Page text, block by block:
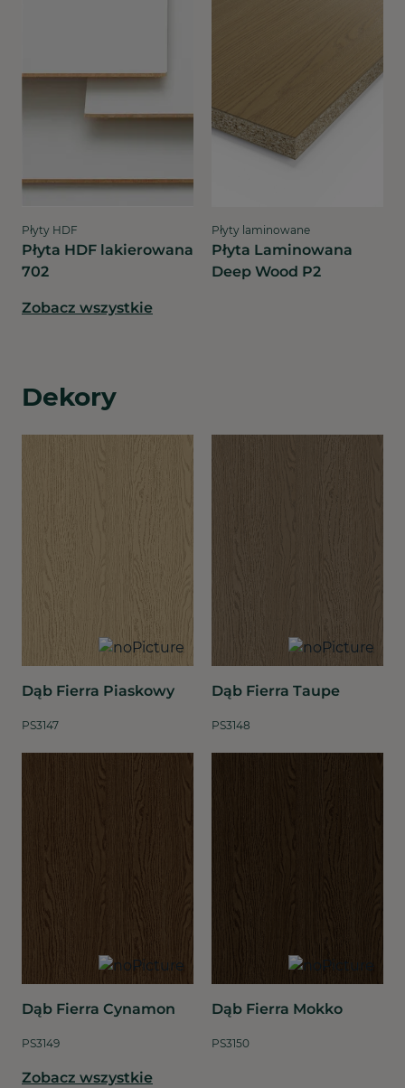
Płyty HDF
Płyta HDF lakierowana
702
Płyty laminowane
Płyta Laminowana
Deep Wood P2
Zobacz wszystkie
Dekory
Dąb Fierra Piaskowy
PS3147
Dąb Fierra Taupe
PS3148
Dąb Fierra Cynamon
PS3149
Dąb Fierra Mokko
PS3150
Zobacz wszystkie